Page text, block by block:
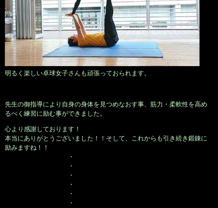
明るく楽しい卓球女子さんも頑張っておられます。
先生の御指導により自身の身体を見つめなおす事、筋力・柔軟性を高め
るべく練習に励む事ができました。
心より感謝しております！
本当にありがとうございました！！そして、これからも引き続き鍛錬に
励みますね！！
・
・
・
・
・
・